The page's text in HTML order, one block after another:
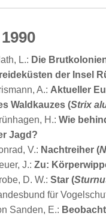
L.: Die
der Insel
A.: Aktueller
Waldkauzes (Strix
H.: Wie
Jagd?
V.: Nachtreiher (
J.: Zu:
D. W.: Star (
für
Sanden, E.: